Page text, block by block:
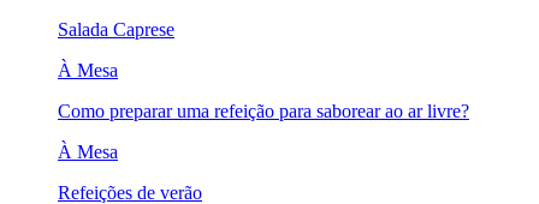
Salada Caprese
À Mesa
Como preparar uma refeição para saborear ao ar livre?
À Mesa
Refeições de verão